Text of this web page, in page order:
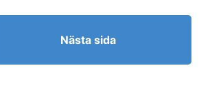
Nästa sida